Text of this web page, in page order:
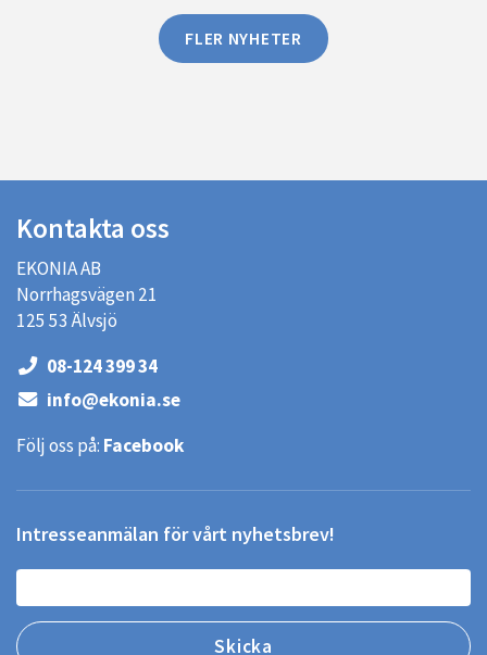
FLER NYHETER
Kontakta oss
EKONIA AB
Norrhagsvägen 21
125 53 Älvsjö
08-124 399 34
info@ekonia.se
Följ oss på: Facebook
Intresseanmälan för vårt nyhetsbrev!